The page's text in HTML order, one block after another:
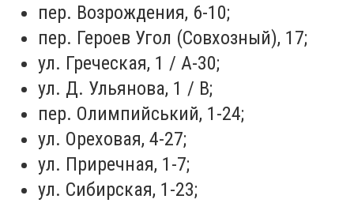
пер. Возрождения, 6-10;
пер. Героев Угол (Совхозный), 17;
ул. Греческая, 1 / А-30;
ул. Д. Ульянова, 1 / В;
пер. Олимпийський, 1-24;
ул. Ореховая, 4-27;
ул. Приречная, 1-7;
ул. Сибирская, 1-23;